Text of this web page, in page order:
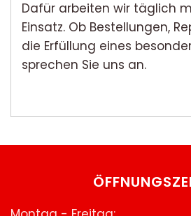
Dafür arbeiten wir täglich
Einsatz. Ob Bestellungen,
die Erfüllung eines
sprechen Sie uns an.